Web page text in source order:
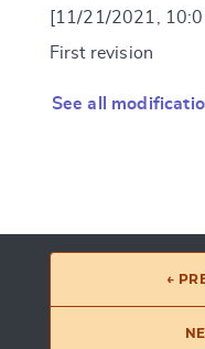
[11/21/2021,
First revision
See all
←